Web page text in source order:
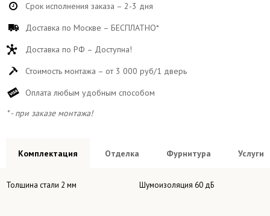
Срок исполнения заказа – 2-3 дня
Доставка по Москве – БЕСПЛАТНО*
Доставка по РФ – Доступна!
Стоимость монтажа – от 3 000 руб/1 дверь
Оплата любым удобным способом
* - при заказе монтажа!
Комплектация Отделка Фурнитура Услуги
Толщина стали 2 мм Шумоизоляция 60 дБ